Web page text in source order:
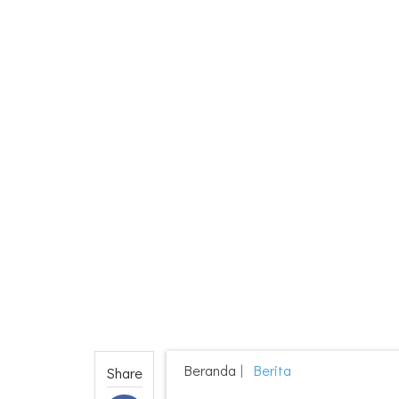
Share Beranda Berita